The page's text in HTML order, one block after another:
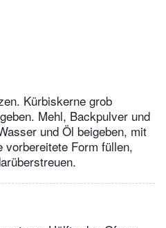
Kürbiskerne grob
Mehl, Backpulver und
und Öl beigeben, mit
vorbereitete Form füllen,